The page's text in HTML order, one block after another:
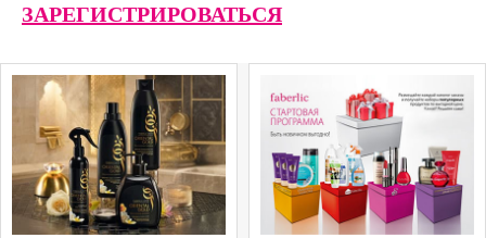
ЗАРЕГИСТРИРОВАТЬСЯ